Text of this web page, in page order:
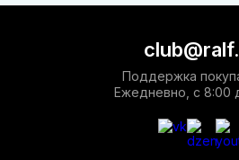
Поддержка
Ежедневно, с 8:00